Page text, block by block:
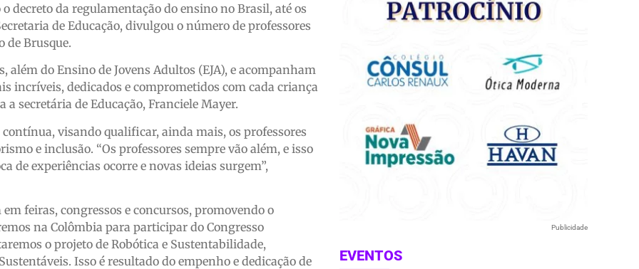
decreto da regulamentação do ensino no Brasil, até os
de Educação, divulgou o número de professores
de Brusque.
do Ensino de Jovens Adultos (EJA), e acompanham
incríveis, dedicados e comprometidos com cada criança
a secretária de Educação, Franciele Mayer.
contínua, visando qualificar, ainda mais, os professores
e inclusão. “Os professores sempre vão além, e isso
de experiências ocorre e novas ideias surgem”,
feiras, congressos e concursos, promovendo o
na Colômbia para participar do Congresso
o projeto de Robótica e Sustentabilidade,
Isso é resultado do empenho e dedicação de
Publicidade
EVENTOS